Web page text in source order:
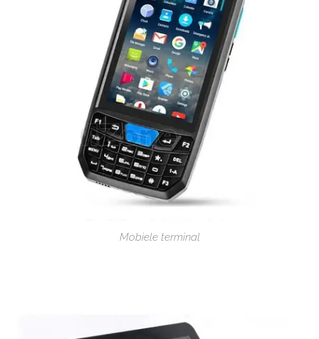
Mobiele terminal